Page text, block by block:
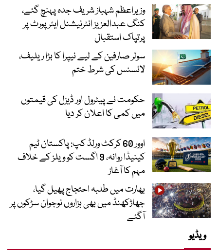
وزیراعظم شہباز شریف جدہ پہنچ گئے،
کنگ عبدالعزیز انٹرنیشنل ایئر پورٹ پر
پرتپاک استقبال
سولر صارفین کے لیے نیپرا کا بڑا ریلیف،
لائسنس کی شرط ختم
حکومت نے پیٹرول اور ڈیزل کی قیمتوں
میں کمی کا اعلان کر دیا
اوور 60 کرکٹ ورلڈ کپ: پاکستان ٹیم
کینیڈا روانہ، 9 اگست کو ویلز کے خلاف
مہم کا آغاز
بھارت میں طلبہ احتجاج پھیل گیا،
جھاڑکھنڈ میں بھی ہزاروں نوجوان سڑکوں پر
آگئے
ویڈیو